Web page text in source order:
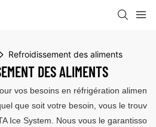
Refroidissement des aliments
DES ALIMENTS
vos besoins en réfrigération alimen
que soit votre besoin, vous le trouv
Ice System. Nous vous le garantisso